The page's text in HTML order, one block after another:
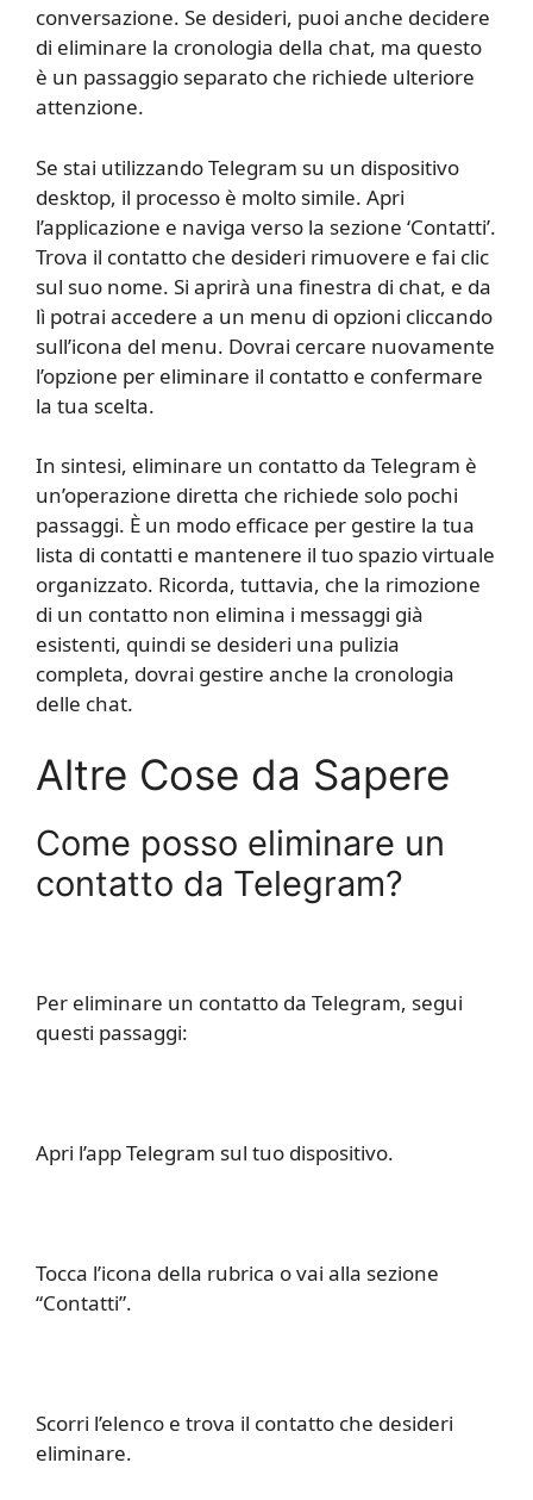
conversazione. Se desideri, puoi anche decidere
di eliminare la cronologia della chat, ma questo
è un passaggio separato che richiede ulteriore
attenzione.
Se stai utilizzando Telegram su un dispositivo
desktop, il processo è molto simile. Apri
l’applicazione e naviga verso la sezione ‘Contatti’.
Trova il contatto che desideri rimuovere e fai clic
sul suo nome. Si aprirà una finestra di chat, e da
lì potrai accedere a un menu di opzioni cliccando
sull’icona del menu. Dovrai cercare nuovamente
l’opzione per eliminare il contatto e confermare
la tua scelta.
In sintesi, eliminare un contatto da Telegram è
un’operazione diretta che richiede solo pochi
passaggi. È un modo efficace per gestire la tua
lista di contatti e mantenere il tuo spazio virtuale
organizzato. Ricorda, tuttavia, che la rimozione
di un contatto non elimina i messaggi già
esistenti, quindi se desideri una pulizia
completa, dovrai gestire anche la cronologia
delle chat.
Altre Cose da Sapere
Come posso eliminare un
contatto da Telegram?
Per eliminare un contatto da Telegram, segui
questi passaggi:
Apri l’app Telegram sul tuo dispositivo.
Tocca l’icona della rubrica o vai alla sezione
“Contatti”.
Scorri l’elenco e trova il contatto che desideri
eliminare.